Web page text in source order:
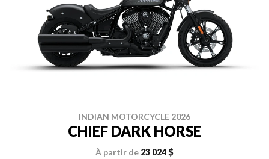
INDIAN MOTORCYCLE 2026
CHIEF DARK HORSE
À partir de 23 024 $